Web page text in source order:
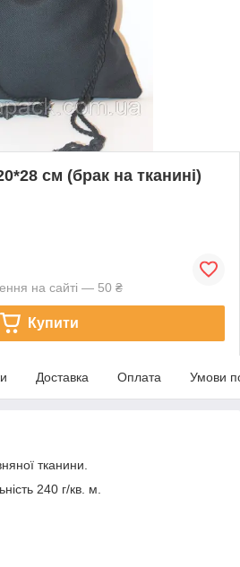
см (брак на тканині)
на сайті — 50 ₴
Купити
Доставка Оплата Умови
тканини.
240 г/кв. м.